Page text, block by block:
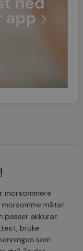
morsommere
morsomme måter
passer akkurat
bruke
som